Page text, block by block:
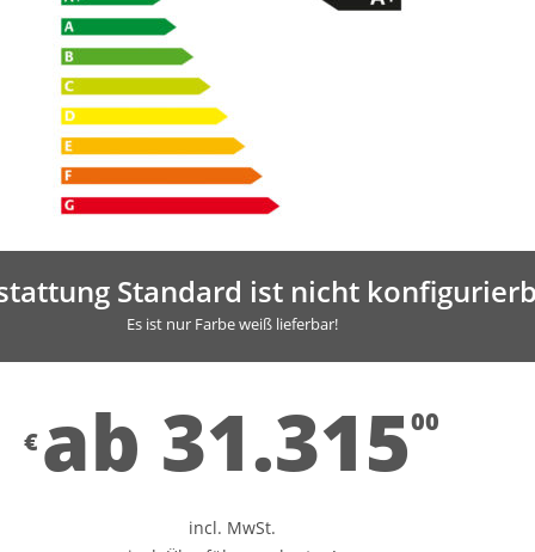
Standard ist nicht
Es ist nur Farbe weiß lieferbar!
€ab 31.31500
incl. MwSt.